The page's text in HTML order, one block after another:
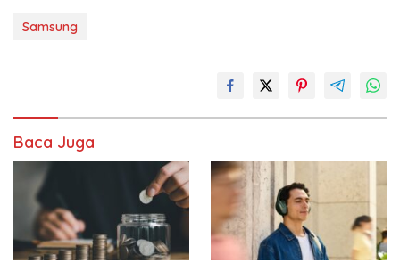
Samsung
Baca Juga